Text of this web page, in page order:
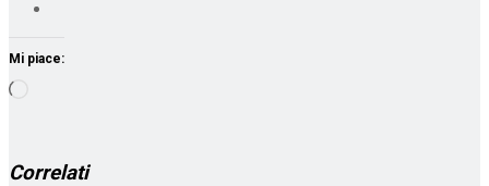
Mi piace:
Correlati